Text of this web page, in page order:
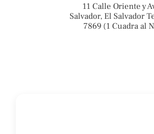
11 Calle Oriente y
Salvador, El Salvador
7869 (1 Cuadra al